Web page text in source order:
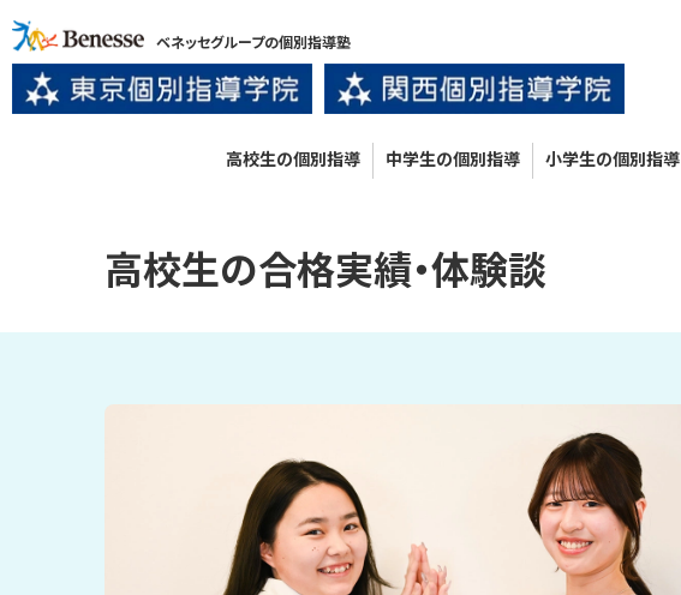
ベネッセグループの個別指導塾
高校生の個別指導 中学生の個別指導 小学生の個別指導
高校生の合格実績・体験談